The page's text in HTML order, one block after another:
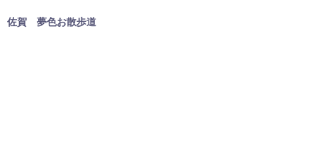
佐賀 夢色お散歩道